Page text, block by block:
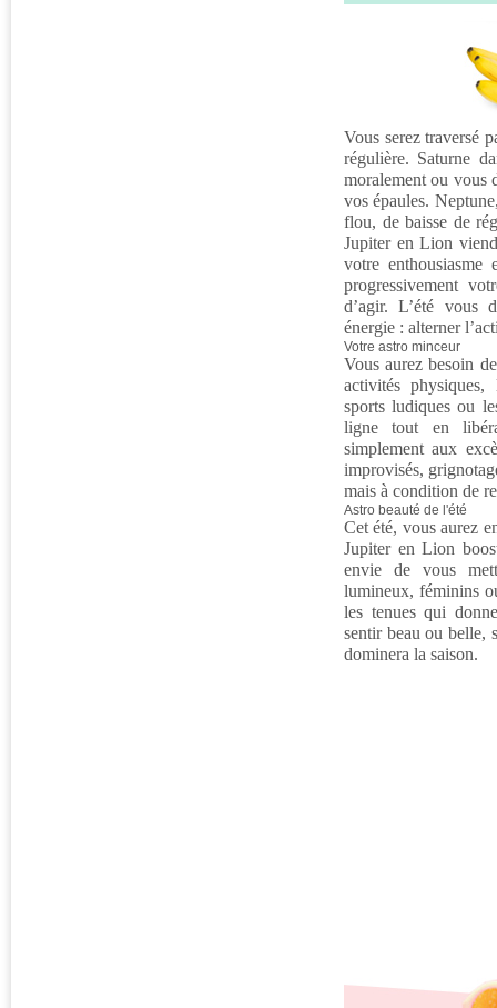
Vous serez traversé
régulière. Saturne
moralement ou vous
vos épaules.
flou, de baisse de
Jupiter en Lion
votre
progressivement
d’agir. L’été vous
énergie : alterner
Votre astro minceur
Vous aurez besoin
activités
sports ludiques ou
ligne tout en
simplement aux
improvisés,
mais à condition de
Astro beauté de l'été
Cet été, vous aurez
Jupiter en Lion
envie de vous
lumineux, féminins
les tenues qui
sentir beau ou belle,
dominera la saison.